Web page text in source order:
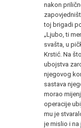
nakon
toj brigadi
„Ljubo, ti
svašta, u
Krstić. Na
ubojstva
njegovog
sastava
morao
operacije
mu je
je mislio i na